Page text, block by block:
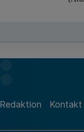
Redaktion Kontakt